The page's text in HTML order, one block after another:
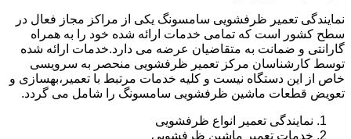
نمایندگی تعمیر ظرفشویی سامسونگ یکی از مراکز مجاز فعال در
سطح کشور است که تمامی خدمات ارائه شده خود را به همراه
گارانتی و ضمانت به متقاضیان عرضه می دارد.خدمات ارائه شده
توسط کارشناسان مرکز تعمیر ظرفشویی منحصر به سرویسی
خاص از این دستگاه نیست و کلیه خدمات مرتبط با تعمیر،بهسازی و
تعویض قطعات ماشین ظرفشویی سامسونگ را شامل می گردد.
نمایندگی تعمیر انواع ظرفشویی
خدمات تعمیر ماشین ظرفشویی